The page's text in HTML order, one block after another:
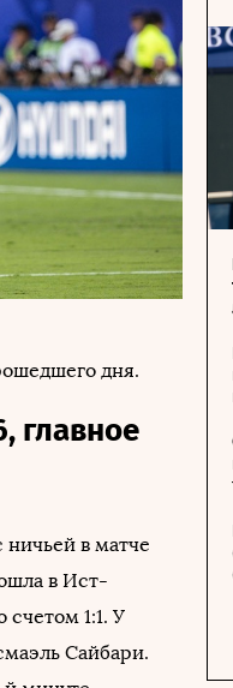
дня.
главное
в матче
в Ист-
1:1. У
Сайбари.